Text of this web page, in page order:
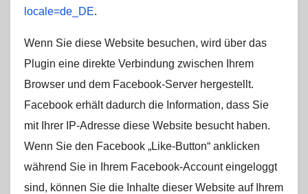
locale=de_DE.
Wenn Sie diese Website besuchen, wird über das
Plugin eine direkte Verbindung zwischen Ihrem
Browser und dem Facebook-Server hergestellt.
Facebook erhält dadurch die Information, dass Sie
mit Ihrer IP-Adresse diese Website besucht haben.
Wenn Sie den Facebook „Like-Button“ anklicken
während Sie in Ihrem Facebook-Account eingeloggt
sind, können Sie die Inhalte dieser Website auf Ihrem